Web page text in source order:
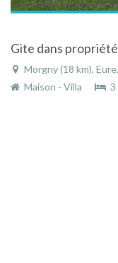
Morgny (18 km),
Maison - Villa
3